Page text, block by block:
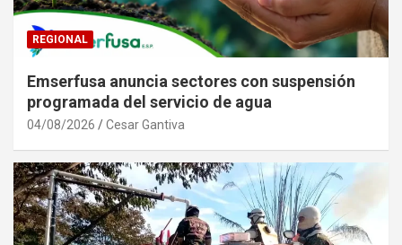
REGIONAL
Emserfusa anuncia sectores con suspensión
programada del servicio de agua
04/08/2026 Cesar Gantiva